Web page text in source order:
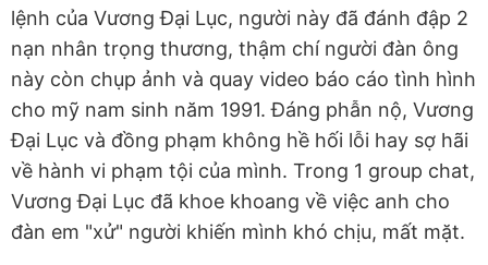
lệnh của Vương Đại Lục, người này đã đánh đập 2
nạn nhân trọng thương, thậm chí người đàn ông
này còn chụp ảnh và quay video báo cáo tình hình
cho mỹ nam sinh năm 1991. Đáng phẫn nộ, Vương
Đại Lục và đồng phạm không hề hối lỗi hay sợ hãi
về hành vi phạm tội của mình. Trong 1 group chat,
Vương Đại Lục đã khoe khoang về việc anh cho
đàn em "xử" người khiến mình khó chịu, mất mặt.